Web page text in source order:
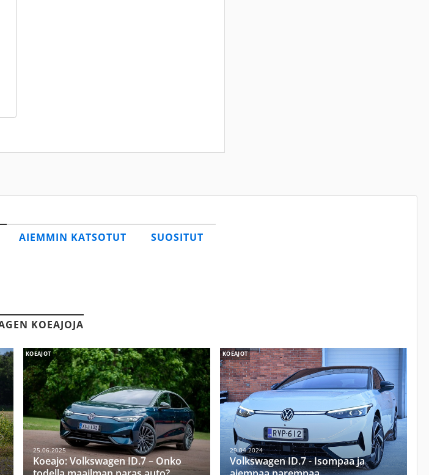
AIEMMIN KATSOTUT SUOSITUT
KOEAJOJA
KOEAJOT
25.06.2025
Koeajo: Volkswagen ID.7 – Onko
KOEAJOT
29.04.2024
Volkswagen ID.7 - Isompaa ja